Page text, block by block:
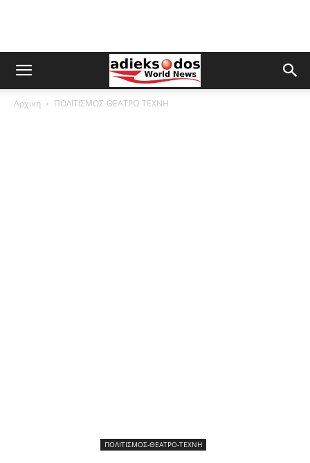
Αρχική ΠΟΛΙΤΙΣΜΟΣ-ΘΕΑΤΡΟ-ΤΕΧΝΗ
ΠΟΛΙΤΙΣΜΟΣ-ΘΕΑΤΡΟ-ΤΕΧΝΗ